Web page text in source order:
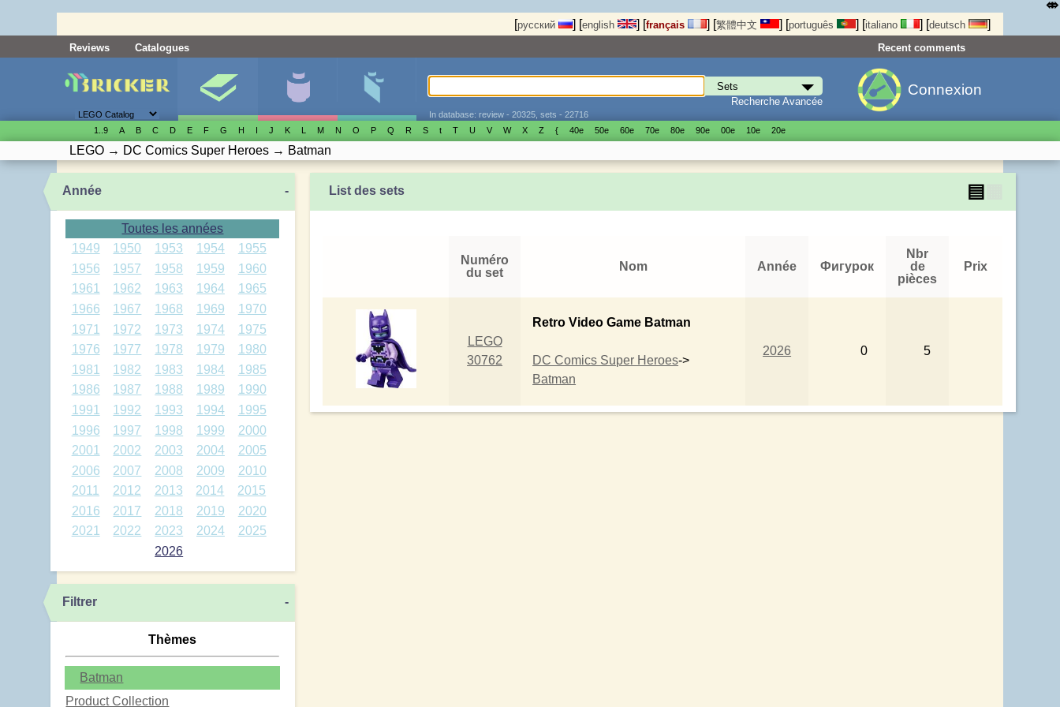
[русский ] [english ] [français ] [繁體中文 ] [português ] [italiano ] [deutsch ]
Reviews Catalogues Recent comments
Recherche Avancée
In database: review - 20325, sets - 22716
Connexion
1..9 A B C D E F G H I J K L M N O P Q R S t T U V W X Z { 40е 50е 60е 70е 80е 90е 00е 10е 20е
LEGO → DC Comics Super Heroes → Batman
Année -
Toutes les années
1949
1950 1953 1954
1955
1956
1957 1958 1959
1960
1961
1962 1963 1964
1965
1966
1967 1968 1969
1970
1971
1972 1973 1974
1975
1976
1977 1978 1979
1980
1981
1982 1983 1984
1985
1986
1987 1988 1989
1990
1991
1992 1993 1994
1995
1996
1997 1998 1999
2000
2001
2002 2003 2004
2005
2006
2007 2008 2009
2010
2011
2012 2013 2014
2015
2016
2017 2018 2019
2020
2021
2022 2023 2024
2025
2026
Filtrer -
Thèmes
Batman
Product Collection
List des sets ▤
Numéro
du set
Nom Année Фигурок
Nbr
de
pièces
Prix
LEGO
30762
Retro Video Game Batman
DC Comics Super Heroes->
Batman
2026 0 5
⤄